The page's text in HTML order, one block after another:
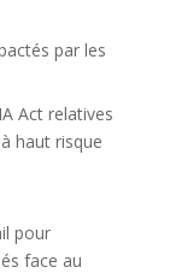
par les
Act relatives
haut risque
pour
face au